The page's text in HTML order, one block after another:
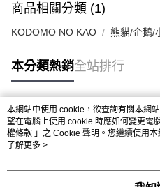
商品相關分類 (1)
KODOMO NO KAO 熊貓/企鵝/
本分類熱銷全站排行
熱門標籤
本網站中使用 cookie，欲查詢有關本網
望在電腦上使用 cookie 時應如何變更電
權條款 」之 Cookie 聲明。您繼續使用
用條款之 Cookie 聲明使用 cookie。
了解更多 >